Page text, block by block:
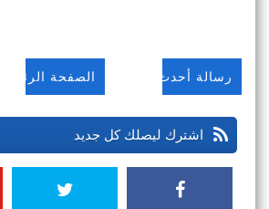
رسالة أحدث الصفحة الرئيسية
اشترك ليصلك كل جديد